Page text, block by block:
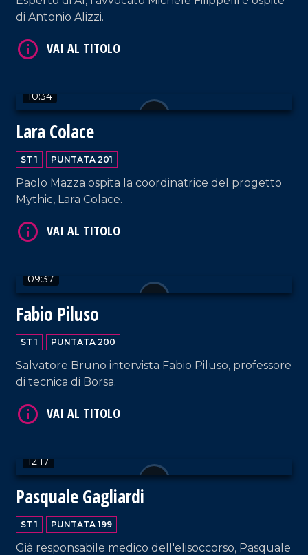
di Antonio Alizzi.
10:34
Lara Colace
ST 1 PUNTATA 201
Paolo Mazza ospita la coordinatrice del progetto
Mythic, Lara Colace.
09:37
Fabio Piluso
ST 1 PUNTATA 200
Salvatore Bruno intervista Fabio Piluso, professore
di tecnica di Borsa.
12:17
Pasquale Gagliardi
ST 1 PUNTATA 199
Già responsabile medico dell'elisoccorso, Pasquale
VAI AL TITOLO
VAI AL TITOLO